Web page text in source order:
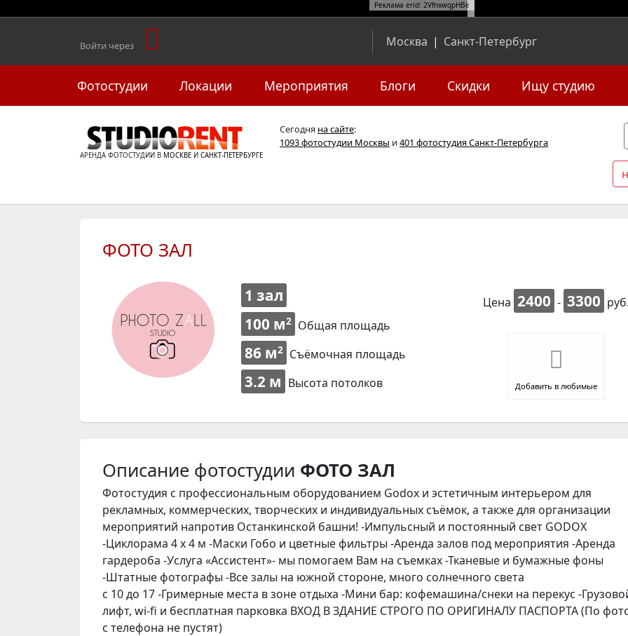
Реклама erid: 2VfnxwqpHBe
Войти через Москва | Санкт-Петербург
Фотостудии Локации Мероприятия Блоги Скидки Ищу студию
АРЕНДА ФОТОСТУДИИ В МОСКВЕ И САНКТ-ПЕТЕРБУРГЕ
Сегодня на сайте:
1093 фотостудии Москвы и401 фотостудия Санкт-Петербурга
ФОТО ЗАЛ
1 зал
100 м2 Общая площадь
86 м2 Съёмочная площадь
3.2 м Высота потолков
Цена 2400 - 3300
Добавить в любимые
Описание фотостудии ФОТО ЗАЛ
Фотостудия с профессиональным оборудованием Godox и эстетичным интерьером для
рекламных, коммерческих, творческих и индивидуальных съёмок, а также для организации
мероприятий напротив Останкинской башни! -Импульсный и постоянный свет GODOX
-Циклорама 4 х 4 м -Маски Гобо и цветные фильтры -Аренда залов под мероприятия -Аренда
гардероба -Услуга «Ассистент»- мы помогаем Вам на съемках -Тканевые и бумажные фоны
-Штатныефотографы -Всезалы на южной стороне, много солнечного света
с 10 до 17 -Гримерные места в зоне отдыха -Мини бар: кофемашина/снеки на перекус -
лифт, wi-fi и бесплатная парковка ВХОД В ЗДАНИЕ СТРОГО ПО ОРИГИНАЛУ ПАСПОРТА (По
с телефона не пустят)